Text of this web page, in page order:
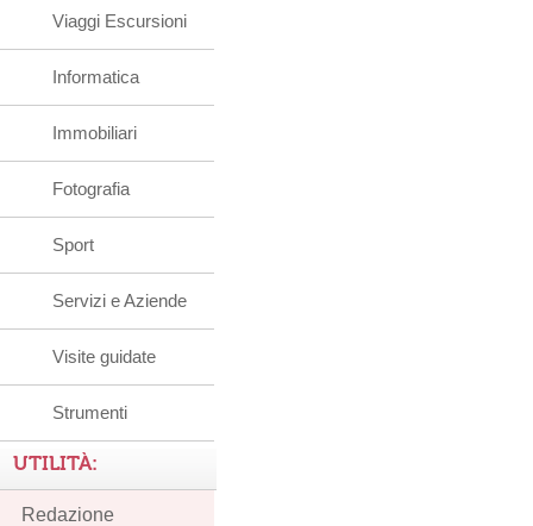
Viaggi Escursioni
Informatica
Immobiliari
Fotografia
Sport
Servizi e Aziende
Visite guidate
Strumenti
UTILITÀ:
Redazione